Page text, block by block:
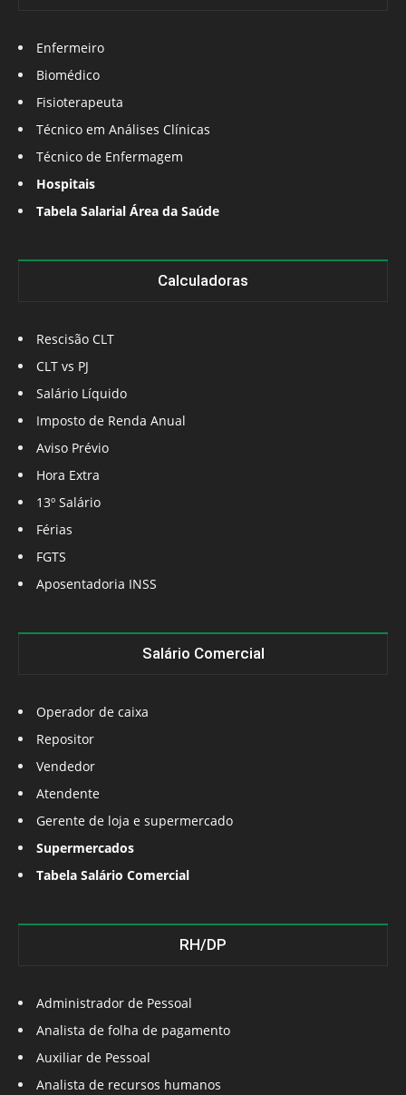
Enfermeiro
Biomédico
Fisioterapeuta
Técnico em Análises Clínicas
Técnico de Enfermagem
Hospitais
Tabela Salarial Área da Saúde
Calculadoras
Rescisão CLT
CLT vs PJ
Salário Líquido
Imposto de Renda Anual
Aviso Prévio
Hora Extra
13º Salário
Férias
FGTS
Aposentadoria INSS
Salário Comercial
Operador de caixa
Repositor
Vendedor
Atendente
Gerente de loja e supermercado
Supermercados
Tabela Salário Comercial
RH/DP
Administrador de Pessoal
Analista de folha de pagamento
Auxiliar de Pessoal
Analista de recursos humanos